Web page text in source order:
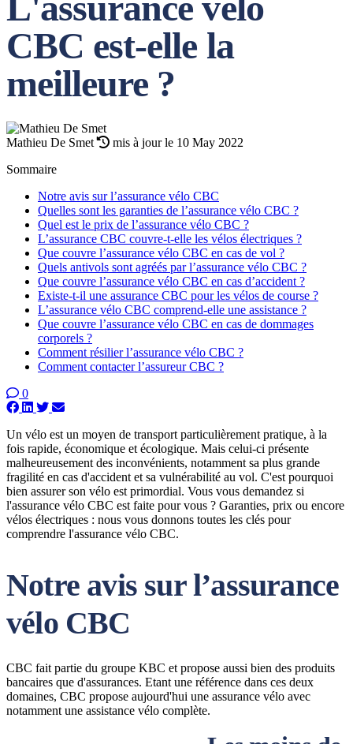
CBC est-elle la
meilleure ?
Mathieu De Smet
mis à jour le 10 May 2022
Sommaire
Notre avis sur l’assurance vélo CBC
Quelles sont les garanties de l’assurance vélo CBC ?
Quel est le prix de l’assurance vélo CBC ?
L’assurance CBC couvre-t-elle les vélos électriques ?
Que couvre l’assurance vélo CBC en cas de vol ?
Quels antivols sont agréés par l’assurance vélo CBC ?
Que couvre l’assurance vélo CBC en cas d’accident ?
Existe-t-il une assurance CBC pour les vélos de course ?
L’assurance vélo CBC comprend-elle une assistance ?
Que couvre l’assurance vélo CBC en cas de dommages
corporels ?
Comment résilier l’assurance vélo CBC ?
Comment contacter l’assureur CBC ?
0
Un vélo est un moyen de transport particulièrement pratique, à la
fois rapide, économique et écologique. Mais celui-ci présente
malheureusement des inconvénients, notamment sa plus grande
fragilité en cas d'accident et sa vulnérabilité au vol. C'est pourquoi
bien assurer son vélo est primordial. Vous vous demandez si
l'assurance vélo CBC est faite pour vous ? Garanties, prix ou encore
vélos électriques : nous vous donnons toutes les clés pour
comprendre l'assurance vélo CBC.
Notre avis sur l’assurance
vélo CBC
CBC fait partie du groupe KBC et propose aussi bien des produits
bancaires que d'assurances. Etant une référence dans ces deux
domaines, CBC propose aujourd'hui une assurance vélo avec
notamment une assistance vélo complète.